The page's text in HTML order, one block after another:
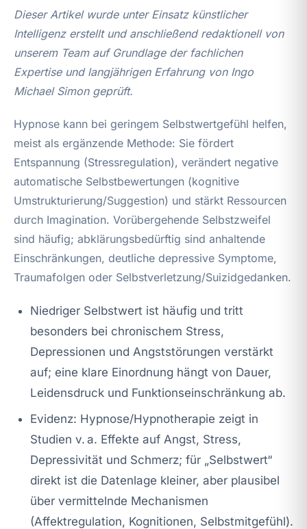
Dieser Artikel wurde unter Einsatz künstlicher
Intelligenz erstellt und anschließend redaktionell von
unserem Team auf Grundlage der fachlichen
Expertise und langjährigen Erfahrung von Ingo
Michael Simon geprüft.
Hypnose kann bei geringem Selbstwertgefühl helfen,
meist als ergänzende Methode: Sie fördert
Entspannung (Stressregulation), verändert negative
automatische Selbstbewertungen (kognitive
Umstrukturierung/Suggestion) und stärkt Ressourcen
durch Imagination. Vorübergehende Selbstzweifel
sind häufig; abklärungsbedürftig sind anhaltende
Einschränkungen, deutliche depressive Symptome,
Traumafolgen oder Selbstverletzung/Suizidgedanken.
Niedriger Selbstwert ist häufig und tritt
besonders bei chronischem Stress,
Depressionen und Angststörungen verstärkt
auf; eine klare Einordnung hängt von Dauer,
Leidensdruck und Funktionseinschränkung ab.
Evidenz: Hypnose/Hypnotherapie zeigt in
Studien v. a. Effekte auf Angst, Stress,
Depressivität und Schmerz; für „Selbstwert“
direkt ist die Datenlage kleiner, aber plausibel
über vermittelnde Mechanismen
(Affektregulation, Kognitionen, Selbstmitgefühl).